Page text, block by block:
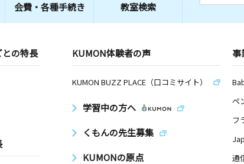
会費・ 各種手続き 教室検索
の特長 KUMON体験者の声
KUMON BUZZ PLACE（口コミサイト）
学習中の方へ
くもんの先生募集
KUMONの原点
事
ペ
フ
通